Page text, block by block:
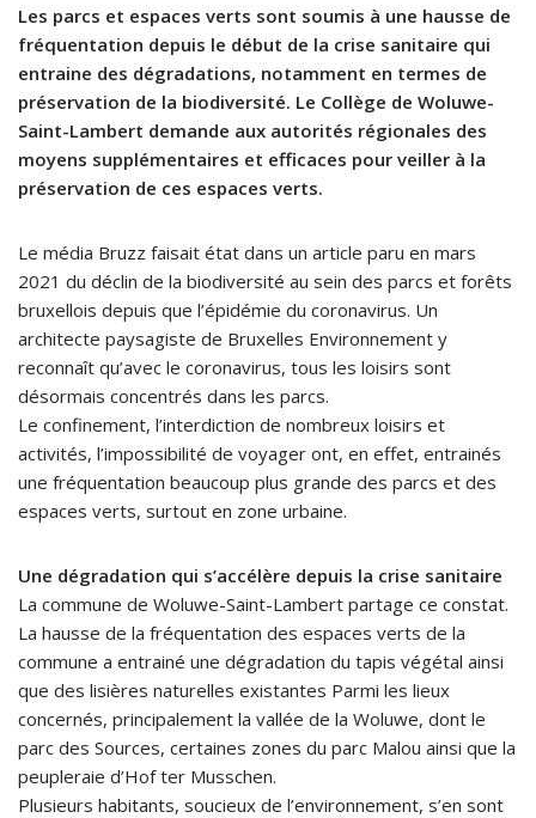
Les parcs et espaces verts sont soumis à une hausse de
fréquentation depuis le début de la crise sanitaire qui
entraine des dégradations, notamment en termes de
préservation de la biodiversité. Le Collège de Woluwe-
Saint-Lambert demande aux autorités régionales des
moyens supplémentaires et efficaces pour veiller à la
préservation de ces espaces verts.
Le média Bruzz faisait état dans un article paru en mars
2021 du déclin de la biodiversité au sein des parcs et forêts
bruxellois depuis que l’épidémie du coronavirus. Un
architecte paysagiste de Bruxelles Environnement y
reconnaît qu’avec le coronavirus, tous les loisirs sont
désormais concentrés dans les parcs.
Le confinement, l’interdiction de nombreux loisirs et
activités, l’impossibilité de voyager ont, en effet, entrainés
une fréquentation beaucoup plus grande des parcs et des
espaces verts, surtout en zone urbaine.
Une dégradation qui s’accélère depuis la crise sanitaire
La commune de Woluwe-Saint-Lambert partage ce constat.
La hausse de la fréquentation des espaces verts de la
commune a entrainé une dégradation du tapis végétal ainsi
que des lisières naturelles existantes Parmi les lieux
concernés, principalement la vallée de la Woluwe, dont le
parc des Sources, certaines zones du parc Malou ainsi que la
peupleraie d’Hof ter Musschen.
Plusieurs habitants, soucieux de l’environnement, s’en sont